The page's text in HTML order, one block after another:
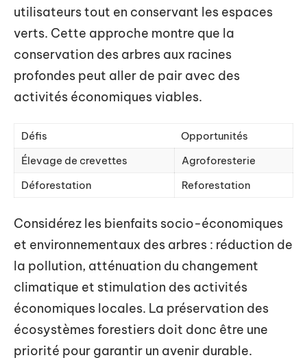
utilisateurs tout en conservant les espaces
verts. Cette approche montre que la
conservation des arbres aux racines
profondes peut aller de pair avec des
activités économiques viables.
Défis
Opportunités
Élevage de crevettes
Agroforesterie
Déforestation
Reforestation
Considérez les bienfaits socio-économiques
et environnementaux des arbres : réduction de
la pollution, atténuation du changement
climatique et stimulation des activités
économiques locales. La préservation des
écosystèmes forestiers doit donc être une
priorité pour garantir un avenir durable.